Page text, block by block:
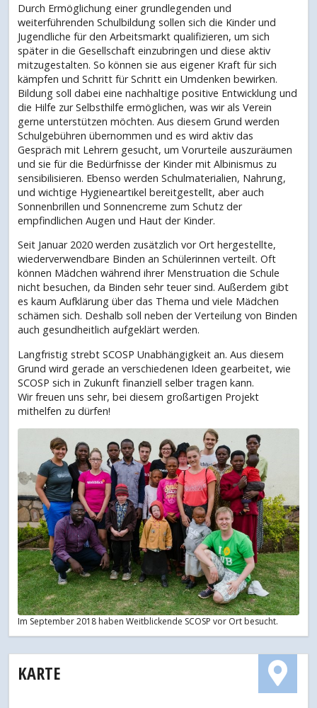
Durch Ermöglichung einer grundlegenden und
weiterführenden Schulbildung sollen sich die Kinder und
Jugendliche für den Arbeitsmarkt qualifizieren, um sich
später in die Gesellschaft einzubringen und diese aktiv
mitzugestalten. So können sie aus eigener Kraft für sich
kämpfen und Schritt für Schritt ein Umdenken bewirken.
Bildung soll dabei eine nachhaltige positive Entwicklung und
die Hilfe zur Selbsthilfe ermöglichen, was wir als Verein
gerne unterstützen möchten. Aus diesem Grund werden
Schulgebühren übernommen und es wird aktiv das
Gespräch mit Lehrern gesucht, um Vorurteile auszuräumen
und sie für die Bedürfnisse der Kinder mit Albinismus zu
sensibilisieren. Ebenso werden Schulmaterialien, Nahrung,
und wichtige Hygieneartikel bereitgestellt, aber auch
Sonnenbrillen und Sonnencreme zum Schutz der
empfindlichen Augen und Haut der Kinder.
Seit Januar 2020 werden zusätzlich vor Ort hergestellte,
wiederverwendbare Binden an Schülerinnen verteilt. Oft
können Mädchen während ihrer Menstruation die Schule
nicht besuchen, da Binden sehr teuer sind. Außerdem gibt
es kaum Aufklärung über das Thema und viele Mädchen
schämen sich. Deshalb soll neben der Verteilung von Binden
auch gesundheitlich aufgeklärt werden.
Langfristig strebt SCOSP Unabhängigkeit an. Aus diesem
Grund wird gerade an verschiedenen Ideen gearbeitet, wie
SCOSP sich in Zukunft finanziell selber tragen kann.
Wir freuen uns sehr, bei diesem großartigen Projekt
mithelfen zu dürfen!
Im September 2018 haben Weitblickende SCOSP vor Ort besucht.
KARTE